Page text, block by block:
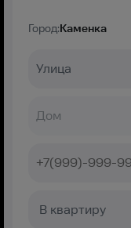
Город:Каменка